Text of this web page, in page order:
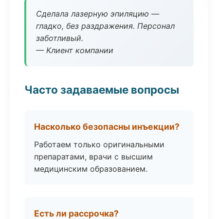
Сделала лазерную эпиляцию —
гладко, без раздражения. Персонал
заботливый.
— Клиент компании
Часто задаваемые вопросы
Насколько безопасны инъекции?
Работаем только оригинальными
препаратами, врачи с высшим
медицинским образованием.
Есть ли рассрочка?